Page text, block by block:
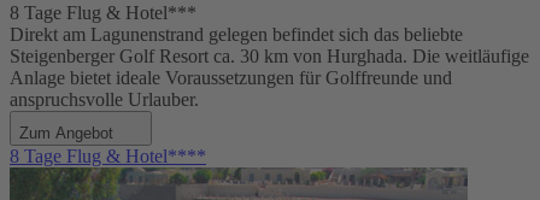
8 Tage Flug & Hotel***
Direkt am Lagunenstrand gelegen befindet sich das beliebte
Steigenberger Golf Resort ca. 30 km von Hurghada. Die weitläufige
Anlage bietet ideale Voraussetzungen für Golffreunde und
anspruchsvolle Urlauber.
Zum Angebot
8 Tage Flug & Hotel****